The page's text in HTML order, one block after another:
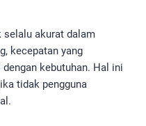
akurat dalam
kecepatan yang
kebutuhan. Hal ini
tidak pengguna